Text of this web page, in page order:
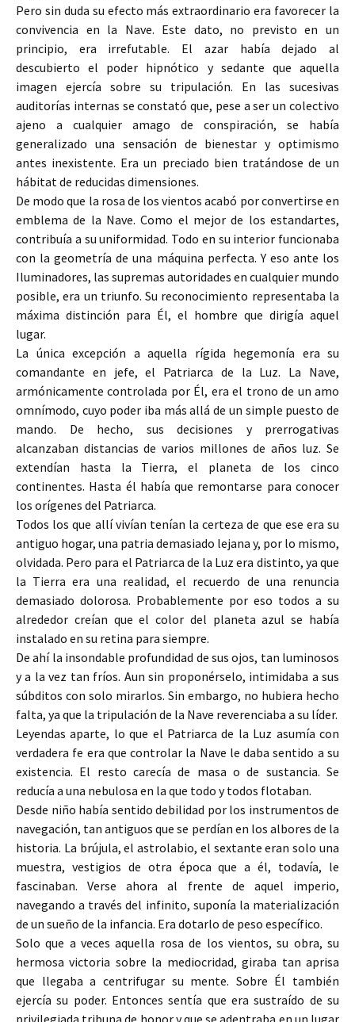
Pero sin duda su efecto más extraordinario era favorecer la
convivencia en la Nave. Este dato, no previsto en un
principio, era irrefutable. El azar había dejado al
descubierto el poder hipnótico y sedante que aquella
imagen ejercía sobre su tripulación. En las sucesivas
auditorías internas se constató que, pese a ser un colectivo
ajeno a cualquier amago de conspiración, se había
generalizado una sensación de bienestar y optimismo
antes inexistente. Era un preciado bien tratándose de un
hábitat de reducidas dimensiones.
De modo que la rosa de los vientos acabó por convertirse en
emblema de la Nave. Como el mejor de los estandartes,
contribuía a su uniformidad. Todo en su interior funcionaba
con la geometría de una máquina perfecta. Y eso ante los
Iluminadores, las supremas autoridades en cualquier mundo
posible, era un triunfo. Su reconocimiento representaba la
máxima distinción para Él, el hombre que dirigía aquel
lugar.
La única excepción a aquella rígida hegemonía era su
comandante en jefe, el Patriarca de la Luz. La Nave,
armónicamente controlada por Él, era el trono de un amo
omnímodo, cuyo poder iba más allá de un simple puesto de
mando. De hecho, sus decisiones y prerrogativas
alcanzaban distancias de varios millones de años luz. Se
extendían hasta la Tierra, el planeta de los cinco
continentes. Hasta él había que remontarse para conocer
los orígenes del Patriarca.
Todos los que allí vivían tenían la certeza de que ese era su
antiguo hogar, una patria demasiado lejana y, por lo mismo,
olvidada. Pero para el Patriarca de la Luz era distinto, ya que
la Tierra era una realidad, el recuerdo de una renuncia
demasiado dolorosa. Probablemente por eso todos a su
alrededor creían que el color del planeta azul se había
instalado en su retina para siempre.
De ahí la insondable profundidad de sus ojos, tan luminosos
y a la vez tan fríos. Aun sin proponérselo, intimidaba a sus
súbditos con solo mirarlos. Sin embargo, no hubiera hecho
falta, ya que la tripulación de la Nave reverenciaba a su líder.
Leyendas aparte, lo que el Patriarca de la Luz asumía con
verdadera fe era que controlar la Nave le daba sentido a su
existencia. El resto carecía de masa o de sustancia. Se
reducía a una nebulosa en la que todo y todos flotaban.
Desde niño había sentido debilidad por los instrumentos de
navegación, tan antiguos que se perdían en los albores de la
historia. La brújula, el astrolabio, el sextante eran solo una
muestra, vestigios de otra época que a él, todavía, le
fascinaban. Verse ahora al frente de aquel imperio,
navegando a través del infinito, suponía la materialización
de un sueño de la infancia. Era dotarlo de peso específico.
Solo que a veces aquella rosa de los vientos, su obra, su
hermosa victoria sobre la mediocridad, giraba tan aprisa
que llegaba a centrifugar su mente. Sobre Él también
ejercía su poder. Entonces sentía que era sustraído de su
privilegiada tribuna de honor y que se adentraba en un lugar